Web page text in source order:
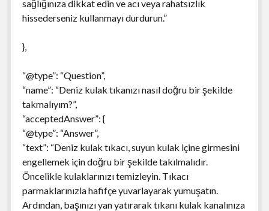
sağlığınıza dikkat edin ve acı veya rahatsızlık
hissederseniz kullanmayı durdurun.”
},
“@type”: “Question”,
“name”: “Deniz kulak tıkanızı nasıl doğru bir şekilde
takmalıyım?”,
“acceptedAnswer”: {
“@type”: “Answer”,
“text”: “Deniz kulak tıkacı, suyun kulak içine girmesini
engellemek için doğru bir şekilde takılmalıdır.
Öncelikle kulaklarınızı temizleyin. Tıkacı
parmaklarınızla hafifçe yuvarlayarak yumuşatın.
Ardından, başınızı yan yatırarak tıkanı kulak kanalınıza